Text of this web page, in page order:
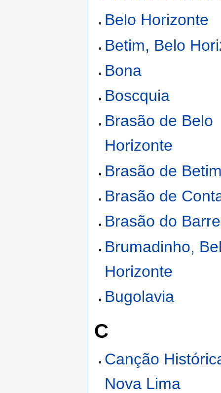
Belo Horizonte
Betim, Belo
Bona
Boscquia
Brasão de Belo
Horizonte
Brasão de
Brasão de
Brasão do
Brumadinho,
Horizonte
Bugolavia
C
Canção
Nova Lima